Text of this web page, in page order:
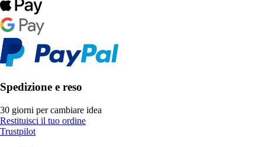
Spedizione e reso
30 giorni per cambiare idea
Restituisci il tuo ordine
Trustpilot